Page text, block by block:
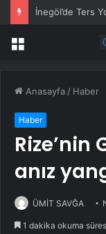
İnegöl’de Ters
Menü
Anasayfa / Haber
Haber
Rize’nin
anız
ÜMİT SAVĞA
1 dakika okuma